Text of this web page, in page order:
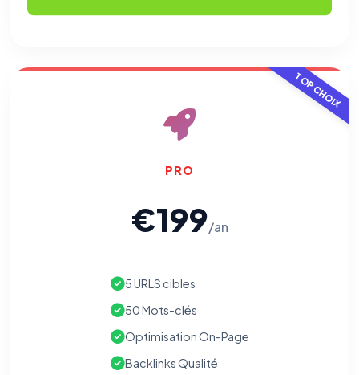
TOP CHOIX
PRO
€199/an
5 URLS cibles
50 Mots-clés
Optimisation On-Page
Backlinks Qualité